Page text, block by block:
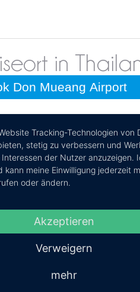
in
nach
Don Mueang Airport
Mehr
Tracking-Technologien von
stetig zu verbessern und
der Nutzer anzuzeigen.
kann meine Einwilligung jederzeit
oder ändern.
Akzeptieren
Verweigern
mehr